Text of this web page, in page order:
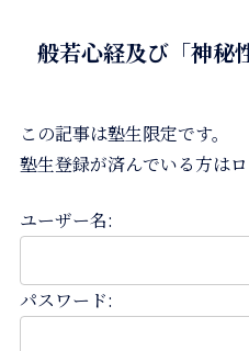
般若心経及び「神秘
この記事は塾生限定です。
塾生登録が済んでいる方はロ
ユーザー名:
パスワード: